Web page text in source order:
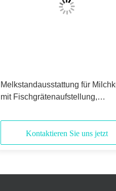
Melkstandausstattung für
mit Fischgrätenaufstellung,
Melkbecherabnehmer und
Melkmaschine nach ISO-
Spezifikation
Kontaktieren Sie uns jetzt